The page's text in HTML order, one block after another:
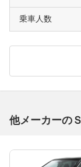
乗車人数
他メーカーの